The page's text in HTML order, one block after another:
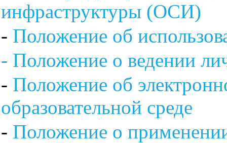
инфраструктуры (ОСИ)
- Положение об
- Положение о ведении
- Положение об
образовательной среде
- Положение о